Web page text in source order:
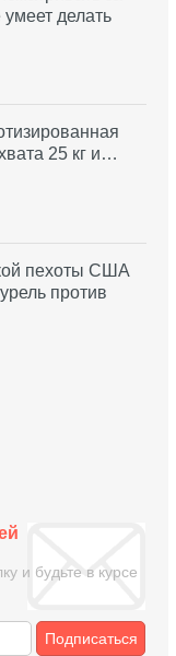
делать
25 кг и…
пехоты США
против
и будьте в курсе
Подписаться